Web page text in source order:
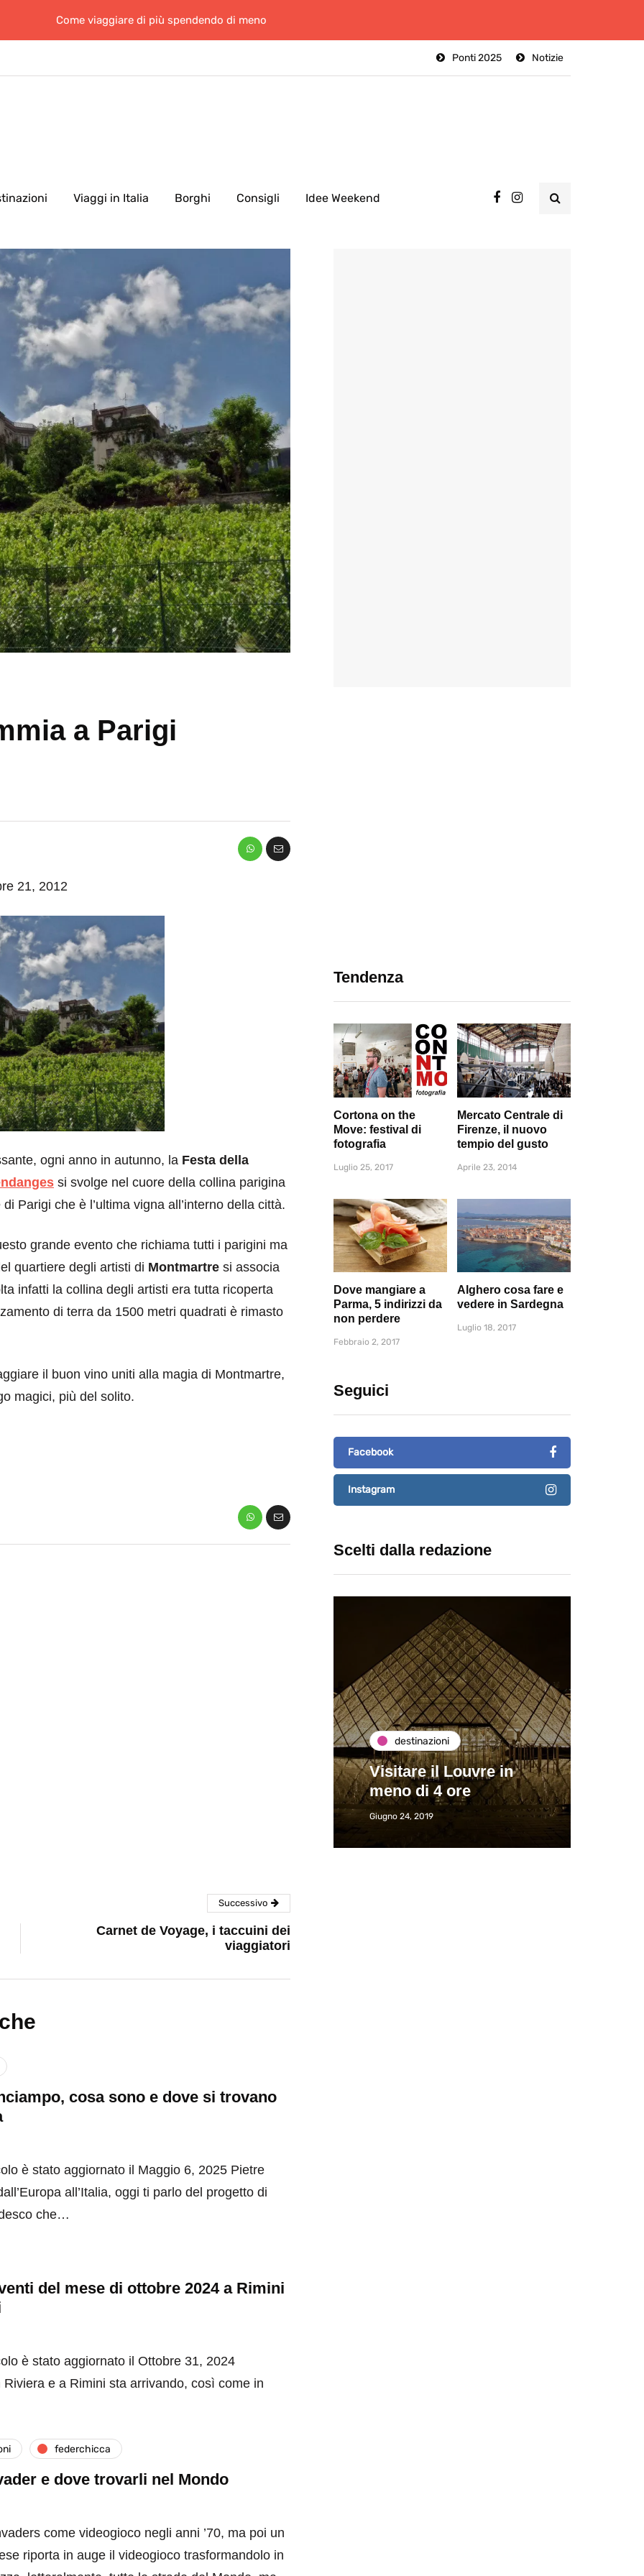
Come viaggiare di più spendendo di meno
Notizie
Ponti 2025
Viaggi in Italia Borghi Consigli Idee Weekend
a Parigi
21, 2012
ogni anno in autunno, la Festa della
si svolge nel cuore della collina parigina
Parigi che è l’ultima vigna all’interno della città.
grande evento che richiama tutti i parigini ma
quartiere degli artisti di Montmartre si associa
infatti la collina degli artisti era tutta ricoperta
di terra da 1500 metri quadrati è rimasto
il buon vino uniti alla magia di Montmartre,
magici, più del solito.
Tendenza
Cortona on the
Move: festival di
fotografia
Luglio 25, 2017
Mercato Centrale di
Firenze, il nuovo
tempio del gusto
Aprile 23, 2014
Dove mangiare a
Parma, 5 indirizzi da
non perdere
Febbraio 2, 2017
Alghero cosa fare e
vedere in Sardegna
Luglio 18, 2017
Seguici
Facebook
Instagram
Scelti dalla redazione
destinazioni
Visitare il Louvre in
meno di 4 ore
Giugno 24, 2019
Successivo
Carnet de Voyage, i taccuini dei
viaggiatori
cosa sono e dove si trovano
è stato aggiornato il Maggio 6, 2025 Pietre
all’Italia, oggi ti parlo del progetto di
che…
del mese di ottobre 2024 a Rimini
è stato aggiornato il Ottobre 31, 2024
Riviera e a Rimini sta arrivando, così come in
federchicca
e dove trovarli nel Mondo
come videogioco negli anni ’70, ma poi un
riporta in auge il videogioco trasformandolo in